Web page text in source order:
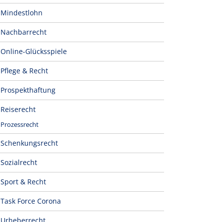
Mindestlohn
Nachbarrecht
Online-Glücksspiele
Pflege & Recht
Prospekthaftung
Reiserecht
Prozessrecht
Schenkungsrecht
Sozialrecht
Sport & Recht
Task Force Corona